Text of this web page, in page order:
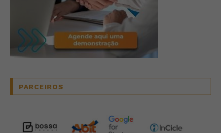
PARCEIROS